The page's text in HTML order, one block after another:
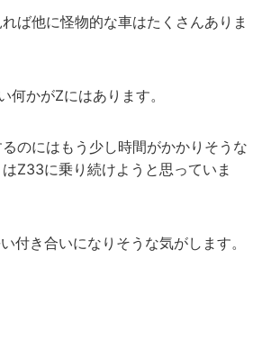
ば他に怪物的な車はたくさんありま
何かがZにはあります。
のにはもう少し時間がかかりそうな
Z33に乗り続けようと思っていま
付き合いになりそうな気がします。